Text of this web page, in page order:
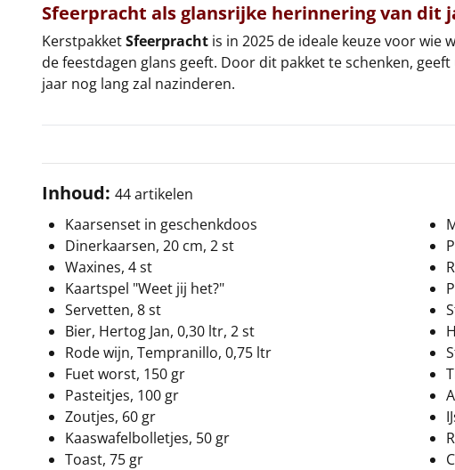
Sfeerpracht als glansrijke herinnering van dit
KerstpakketSfeerpracht is in 2025 de ideale keuze voor wie
de feestdagen glans geeft. Door dit pakket te schenken,
jaar nog lang zal nazinderen.
Inhoud: 44 artikelen
Kaarsenset in geschenkdoos
Dinerkaarsen, 20 cm, 2 st
Waxines, 4 st
Kaartspel "Weet jij het?"
Servetten, 8 st
Bier, Hertog Jan, 0,30 ltr, 2 st
Rode wijn, Tempranillo, 0,75 ltr
Fuet worst, 150 gr
Pasteitjes, 100 gr
Zoutjes, 60 gr
Kaaswafelbolletjes, 50 gr
Toast, 75 gr